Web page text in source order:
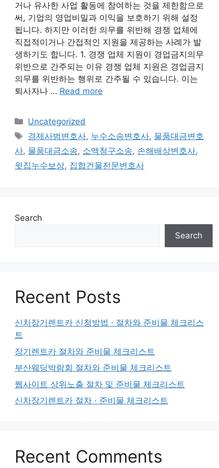
거나 유사한 사업 활동에 참여하는 것을 제한함으로
써, 기업의 영업비밀과 이익을 보호하기 위해 설정
됩니다. 하지만 이러한 의무를 위반해 경쟁 업체에
직접적이거나 간접적인 지원을 제공하는 사례가 발
생하기도 합니다. 1. 경쟁 업체 지원이 경업금지의무
위반으로 간주되는 이유 경쟁 업체 지원은 경업금지
의무를 위반하는 행위로 간주될 수 있습니다. 이는
퇴사자나 … Read more
Categories
Uncategorized
Tags
경제사범변호사, 누수소송변호사, 물품대금변호
사, 물품대금소송, 소액청구소송, 손해배상변호사,
윗집누수보상, 집합건물전문변호사
Search
Search
Recent Posts
신차장기렌트카 신청방법 · 절차와 준비물 체크리스
트
장기렌트카 절차와 준비물 체크리스트
부산웨딩박람회 절차와 준비물 체크리스트
웹사이트 상위노출 절차 및 준비물 체크리스트
신차장기렌트카 절차 · 준비물 체크리스트
Recent Comments